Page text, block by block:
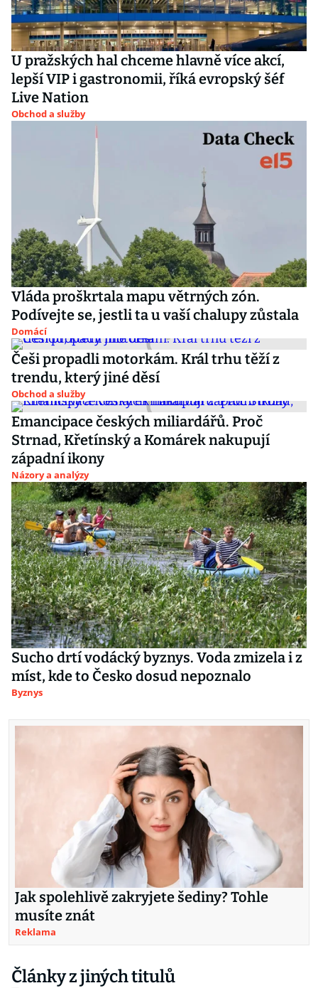
U pražských hal chceme hlavně více akcí,
lepší VIP i gastronomii, říká evropský šéf
Live Nation
Obchod a služby
Vláda proškrtala mapu větrných zón.
Podívejte se, jestli ta u vaší chalupy zůstala
Domácí
Češi propadli motorkám. Král trhu těží z
trendu, který jiné děsí
Obchod a služby
Emancipace českých miliardářů. Proč
Strnad, Křetínský a Komárek nakupují
západní ikony
Názory a analýzy
Sucho drtí vodácký byznys. Voda zmizela i z
míst, kde to Česko dosud nepoznalo
Byznys
Jak spolehlivě zakryjete šediny? Tohle
musíte znát
Reklama
Články z jiných titulů